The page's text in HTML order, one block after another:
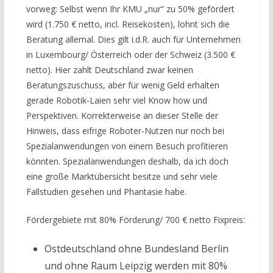
vorweg: Selbst wenn Ihr KMU „nur“ zu 50% gefördert
wird (1.750 € netto, incl. Reisekosten), lohnt sich die
Beratung allemal. Dies gilt i.d.R. auch für Unternehmen
in Luxembourg/ Österreich oder der Schweiz (3.500 €
netto). Hier zahlt Deutschland zwar keinen
Beratungszuschuss, aber für wenig Geld erhalten
gerade Robotik-Laien sehr viel Know how und
Perspektiven. Korrekterweise an dieser Stelle der
Hinweis, dass eifrige Roboter-Nutzen nur noch bei
Spezialanwendungen von einem Besuch profitieren
könnten. Spezialanwendungen deshalb, da ich doch
eine große Marktübersicht besitze und sehr viele
Fallstudien gesehen und Phantasie habe.
Fördergebiete mit 80% Förderung/ 700 € netto Fixpreis:
Ostdeutschland ohne Bundesland Berlin
und ohne Raum Leipzig werden mit 80%